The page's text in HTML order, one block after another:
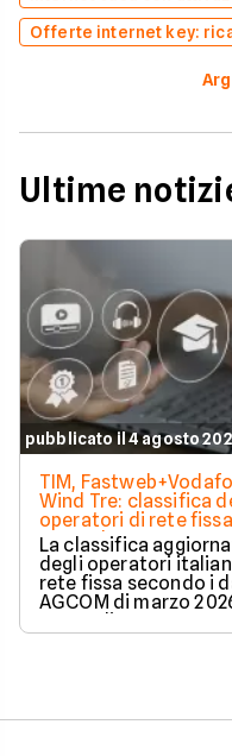
Offerte internet key:
Ultime
pubblicato il 4 agosto
TIM,
Wind Tre: classifica
operatori di rete fissa
secondo AGCOM
La classifica
degli operatori
rete fissa secondo i
AGCOM di marzo
e new entry.